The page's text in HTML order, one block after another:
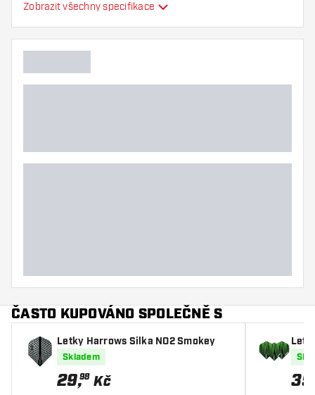
Hlavní barva
Zobrazit všechny specifikace
ČASTO KUPOVÁNO SPOLEČNĚ S
Letky Harrows Silka NO2 Smokey
Skladem
29,98 Kč
een
35